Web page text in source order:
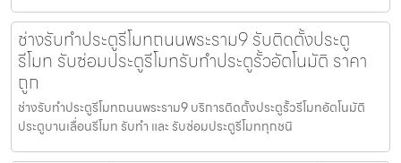
ช่างรับทำประตูรีโมทถนนพระราม9 รับติดตั้งประตู
รีโมท รับซ่อมประตูรีโมทรับทำประตูรั้วอัตโนมัติ ราคา
ถูก
ช่างรับทำประตูรีโมทถนนพระราม9 บริการติดตั้งประตูรั้วรีโมทอัตโนมัติ
ประตูบานเลื่อนรีโมท รับทำ และ รับซ่อมประตูรีโมททุกชนิ